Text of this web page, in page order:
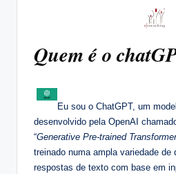
Quem é o
Eu sou o ChatGPT, um
desenvolvido pela OpenAI
“Generative Pre-trained Transformer
treinado numa ampla variedade de
respostas de texto com base em